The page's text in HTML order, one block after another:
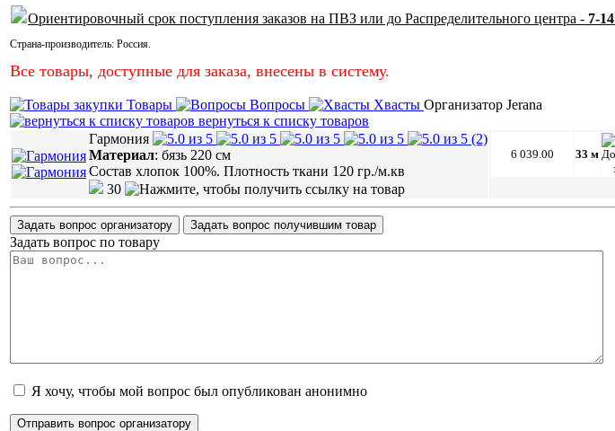
Ориентировочный срок поступления заказов на ПВЗ или до Распределительного центра - 7-14
Страна-производитель: Россия.
Все товары, доступные для заказа, внесены в систему.
Товары Вопросы Хвасты Организатор Jerana
вернуться к списку товаров
Гармония
(2)
Материал: бязь 220 см
Состав хлопок 100%. Плотность ткани 120 гр./м.кв
30
6 039.00 33 м
Задать вопрос организатору Задать вопрос получившим товар
Задать вопрос по товару
Я хочу, чтобы мой вопрос был опубликован анонимно
Отправить вопрос организатору